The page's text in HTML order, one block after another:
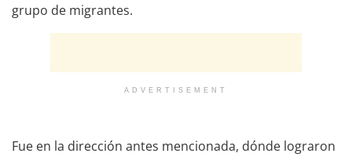
grupo de migrantes.
ADVERTISEMENT
Fue en la dirección antes mencionada, dónde lograron